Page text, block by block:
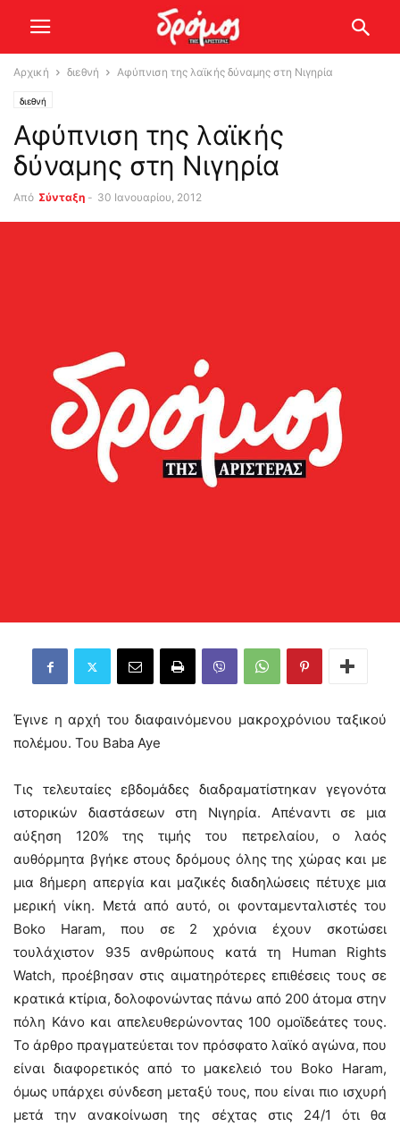
Αρχική διεθνή Αφύπνιση της λαϊκής δύναμης στη Νιγηρία
διεθνή
Αφύπνιση της λαϊκής
δύναμης στη Νιγηρία
Από Σύνταξη - 30 Ιανουαρίου, 2012
Έγινε η αρχή του διαφαινόμενου μακροχρόνιου ταξικού
πολέμου. Του Baba Aye
Τις τελευταίες εβδομάδες διαδραματίστηκαν γεγονότα
ιστορικών διαστάσεων στη Νιγηρία. Απέναντι σε μια
αύξηση 120% της τιμής του πετρελαίου, ο λαός
αυθόρμητα βγήκε στους δρόμους όλης της χώρας και με
μια 8ήμερη απεργία και μαζικές διαδηλώσεις πέτυχε μια
μερική νίκη. Μετά από αυτό, οι φονταμενταλιστές του
Boko Haram, που σε 2 χρόνια έχουν σκοτώσει
τουλάχιστον 935 ανθρώπους κατά τη Human Rights
Watch, προέβησαν στις αιματηρότερες επιθέσεις τους σε
κρατικά κτίρια, δολοφονώντας πάνω από 200 άτομα στην
πόλη Κάνο και απελευθερώνοντας 100 ομοϊδεάτες τους.
Το άρθρο πραγματεύεται τον πρόσφατο λαϊκό αγώνα, που
είναι διαφορετικός από το μακελειό του Boko Haram,
όμως υπάρχει σύνδεση μεταξύ τους, που είναι πιο ισχυρή
μετά την ανακοίνωση της σέχτας στις 24/1 ότι θα